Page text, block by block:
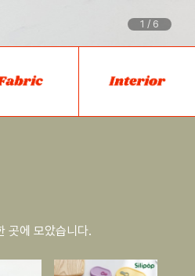
1 / 6
곳에 모았습니다.